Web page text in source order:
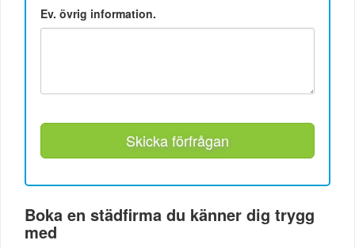
Ev. övrig information.
Skicka förfrågan
Boka en städfirma du känner dig trygg
med